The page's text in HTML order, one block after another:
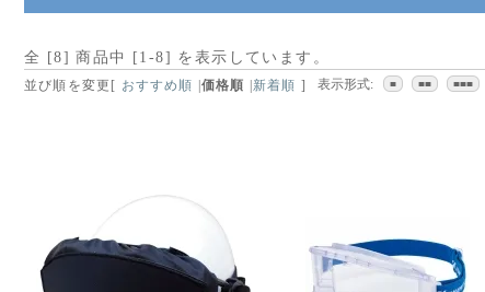
全 [8] 商品中 [ 1 -8] を表示しています。
並び順を変更 [ おすすめ順 |価格順 新着順 ] 表示形式: ■ ■■ ■■■